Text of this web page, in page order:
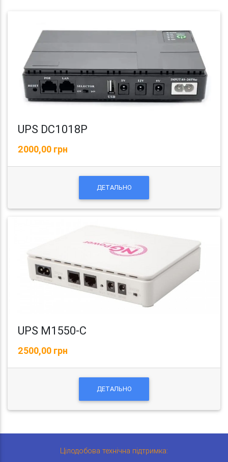
UPS DC1018P
2000,00 грн
ДЕТАЛЬНО
UPS M1550-C
2500,00 грн
ДЕТАЛЬНО
Цілодобова технічна підтримка: